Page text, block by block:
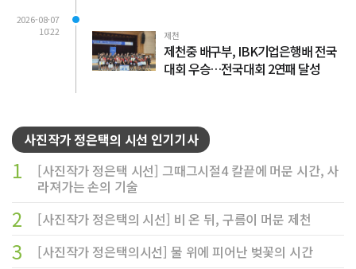
2026-08-07
10:22
제천
제천중 배구부, IBK기업은행배 전국
대회 우승…전국대회 2연패 달성
사진작가 정은택의 시선 인기기사
1
[사진작가 정은택 시선] 그때그시절4 칼끝에 머문 시간, 사
라져가는 손의 기술
2 [사진작가 정은택의 시선] 비 온 뒤, 구름이 머문 제천
3 [사진작가 정은택의시선] 물 위에 피어난 벚꽃의 시간